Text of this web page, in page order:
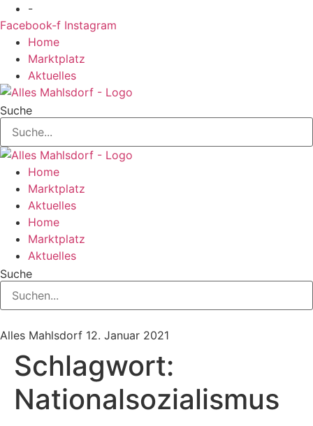
Zum
Inhalt
springen
-
Facebook-f Instagram
Home
Marktplatz
Aktuelles
Suche
Home
Marktplatz
Aktuelles
Home
Marktplatz
Aktuelles
Suche
Alles Mahlsdorf 12. Januar 2021
Schlagwort:
Nationalsozialismus